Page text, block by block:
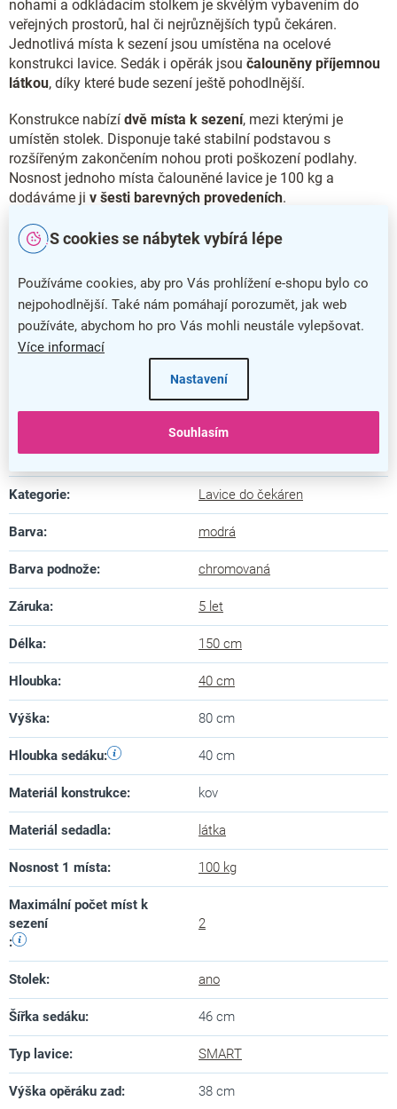
S cookies se nábytek vybírá lépe
Používáme cookies, aby pro Vás prohlížení e-shopu bylo co
nejpohodlnější. Také nám pomáhají porozumět, jak web
používáte, abychom ho pro Vás mohli neustále vylepšovat.
Více informací
Nastavení
Souhlasím
nohami a odkládacím stolkem je skvělým vybavením do
veřejných prostorů, hal či nejrůznějších typů čekáren.
Jednotlivá místa k sezení jsou umístěna na ocelové
konstrukci lavice. Sedák i opěrák jsou čalouněny příjemnou
látkou, díky které bude sezení ještě pohodlnější.
Konstrukce nabízí dvě místa k sezení, mezi kterými je
umístěn stolek. Disponuje také stabilní podstavou s
rozšířeným zakončením nohou proti poškození podlahy.
Nosnost jednoho místa čalouněné lavice je 100 kg a
dodáváme ji v šesti barevných provedeních.
Čalouněnou lavici SMART se stolkem a dvěma místy k
sezení dodáváme také
v provedení s černými nohami
Hlavní přednosti čalouněné lavice SMART
Čalouněná lavice SMART nabízí široké spektrum využití
Stabilní konstrukce poskytuje dvě místa k sezení a stolek
Pohodlí a příjemný vzhled zajistí čalounění látkou
Nosnost jednoho místa je 100 kg
Doplňkové parametry
Kategorie: Lavice do čekáren
Barva: modrá
Barva podnože: chromovaná
Záruka: 5 let
Délka: 150 cm
Hloubka: 40 cm
Výška: 80 cm
Hloubka sedáku: 40 cm
Materiál konstrukce: kov
Materiál sedadla: látka
Nosnost 1 místa: 100 kg
Maximální počet míst k
sezení
:
2
Stolek: ano
Šířka sedáku: 46 cm
Typ lavice: SMART
Výška opěráku zad: 38 cm